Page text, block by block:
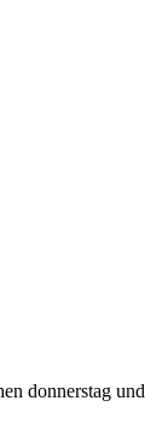
donnerstag und